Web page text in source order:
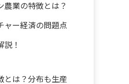
農業の特徴とは？
ャー経済の問題点
説！
とは？分布も生産